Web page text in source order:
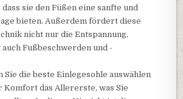
sie den Füßen eine sanfte und
bieten. Außerdem fördert diese
nicht nur die Entspannung,
Fußbeschwerden und -
Sie die beste Einlegesohle auswählen
Komfort das Allererste, was Sie